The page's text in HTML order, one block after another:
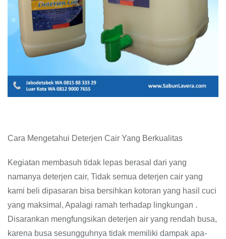
Cara Mengetahui Deterjen Cair Yang Berkualitas
Kegiatan membasuh tidak lepas berasal dari yang
namanya deterjen cair, Tidak semua deterjen cair yang
kami beli dipasaran bisa bersihkan kotoran yang hasil cuci
yang maksimal, Apalagi ramah terhadap lingkungan .
Disarankan mengfungsikan deterjen air yang rendah busa,
karena busa sesungguhnya tidak memiliki dampak apa-